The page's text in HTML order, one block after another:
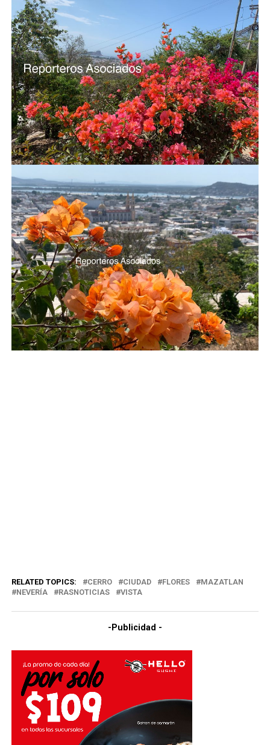
RELATED TOPICS: CERRO CIUDAD FLORES
MAZATLAN
NEVERÍA
RASNOTICIAS VISTA
-Publicidad -